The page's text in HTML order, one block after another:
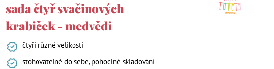
sada čtyř svačinových
krabiček - medvědi
čtyři různé velikosti
stohovatelné do sebe, pohodlné skladování